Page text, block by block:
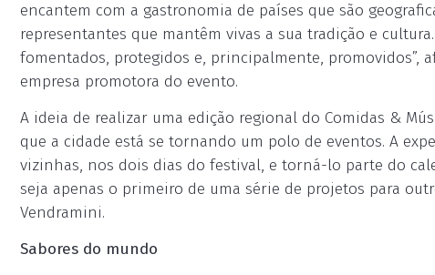
encantem com a gastronomia de países que são
representantes que mantêm vivas a sua tradição e
fomentados, protegidos e, principalmente, promovidos”,
empresa promotora do evento.
A ideia de realizar uma edição regional do Comidas &
que a cidade está se tornando um polo de eventos. A
vizinhas, nos dois dias do festival, e torná-lo parte do
seja apenas o primeiro de uma série de projetos para
Vendramini.
Sabores do mundo